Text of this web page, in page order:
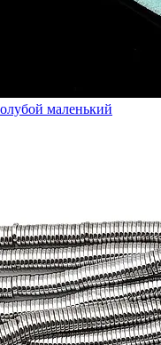
маленький